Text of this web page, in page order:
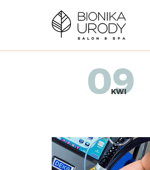
09
KWI